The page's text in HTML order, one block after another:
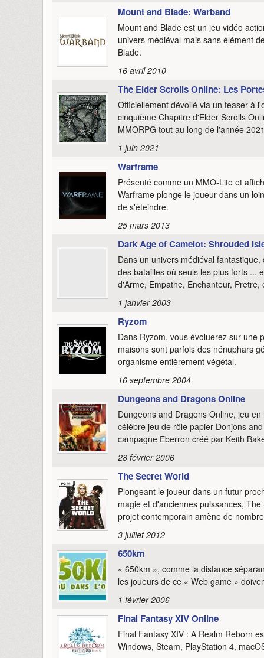
Mount and Blade: Warband
Mount and Blade est un jeu vidéo
univers médiéval mais sans élément
Blade.
16 avril 2010
The Elder Scrolls Online: Les
Officiellement dévoilé via un teaser à
cinquième Chapitre d'Elder Scrolls
MMORPG tout au long de l'année
1 juin 2021
Warframe
Présenté comme un MMO-Lite et
Warframe plonge le joueur dans un
de s'éteindre.
25 mars 2013
Dark Age of Camelot: Shrouded
Dans un univers médiéval
des batailles où seuls les plus forts ...
d'Arme, Empathe, Enchanteur, Pretre,
1 janvier 2003
Ryzom
Dans Ryzom, vous évoluerez sur une
maisons sont parfois des nénuphars
organisme entièrement végétal.
16 septembre 2004
Dungeons and Dragons Online
Dungeons and Dragons Online, jeu
célèbre jeu de rôle papier Donjons
campagne Eberron créé par Keith
28 février 2006
The Secret World
Plongeant le joueur dans un futur
magie et d'anciennes puissances,
projet contemporain amène de
3 juillet 2012
650km
« 650km », comme la distance
les joueurs de ce « Web game »
1 février 2006
Final Fantasy XIV Online
Final Fantasy XIV : A Realm Reborn
Windows, Steam, PlayStation 4,